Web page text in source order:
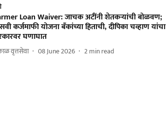
Loan Waiver: जाचक अटींनी शेतकऱ्यांची बोळवण;
कर्जमाफी योजना बँकांच्या हिताची, दीपिका चव्हाण यांचा
घणाघात
वृत्तसेवा 08 June 2026 2min read